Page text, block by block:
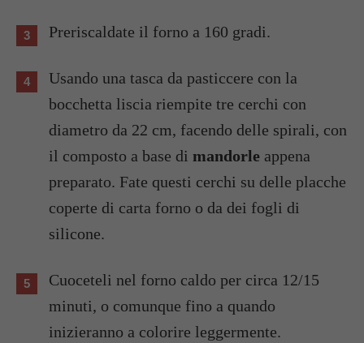
Preriscaldate il forno a 160 gradi.
Usando una tasca da pasticcere con la
bocchetta liscia riempite tre cerchi con
diametro da 22 cm, facendo delle spirali, con
il composto a base di mandorle appena
preparato. Fate questi cerchi su delle placche
coperte di carta forno o da dei fogli di
silicone.
Cuoceteli nel forno caldo per circa 12/15
minuti, o comunque fino a quando
inizieranno a colorire leggermente.